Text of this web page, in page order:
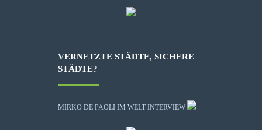
VERNETZTE STÄDTE, SICHERE
STÄDTE?
MIRKO DE PAOLI IM WELT-INTERVIEW